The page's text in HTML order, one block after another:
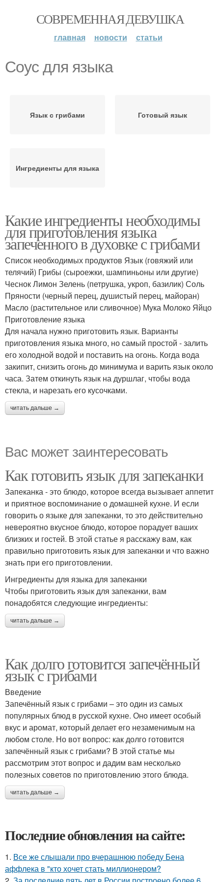
СОВРЕМЕННАЯ ДЕВУШКА
главная новости статьи
Соус для языка
Язык с грибами Готовый язык
Ингредиенты для языка
Какие ингредиенты необходимы
для приготовления языка
запеченного в духовке с грибами
Список необходимых продуктов Язык (говяжий или
телячий) Грибы (сыроежки, шампиньоны или другие)
Чеснок Лимон Зелень (петрушка, укроп, базилик) Соль
Пряности (черный перец, душистый перец, майоран)
Масло (растительное или сливочное) Мука Молоко Яйцо
Приготовление языка
Для начала нужно приготовить язык. Варианты
приготовления языка много, но самый простой - залить
его холодной водой и поставить на огонь. Когда вода
закипит, снизить огонь до минимума и варить язык около
часа. Затем откинуть язык на дуршлаг, чтобы вода
стекла, и нарезать его кусочками.
читать дальше →
Вас может заинтересовать
Как готовить язык для запеканки
Запеканка - это блюдо, которое всегда вызывает аппетит
и приятное воспоминание о домашней кухне. И если
говорить о языке для запеканки, то это действительно
невероятно вкусное блюдо, которое порадует ваших
близких и гостей. В этой статье я расскажу вам, как
правильно приготовить язык для запеканки и что важно
знать при его приготовлении.
Ингредиенты для языка для запеканки
Чтобы приготовить язык для запеканки, вам
понадобятся следующие ингредиенты:
читать дальше →
Как долго готовится запечённый
язык с грибами
Введение
Запечённый язык с грибами – это один из самых
популярных блюд в русской кухне. Оно имеет особый
вкус и аромат, который делает его незаменимым на
любом столе. Но вот вопрос: как долго готовится
запечённый язык с грибами? В этой статье мы
рассмотрим этот вопрос и дадим вам несколько
полезных советов по приготовлению этого блюда.
читать дальше →
Последние обновления на сайте:
1. Все же слышали про вчерашнюю победу Бена
аффлека в "кто хочет стать миллионером?